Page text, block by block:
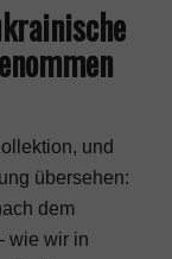
und
übersehen:
dem
wie wir in